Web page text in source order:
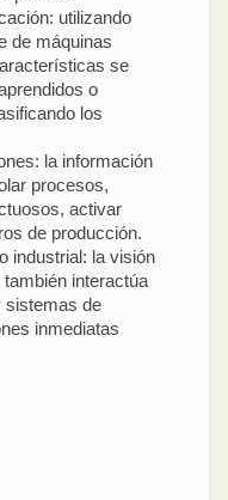
utilizando
de máquinas
se
o
los
la información
procesos,
activar
de producción.
industrial: la visión
interactúa
sistemas de
inmediatas